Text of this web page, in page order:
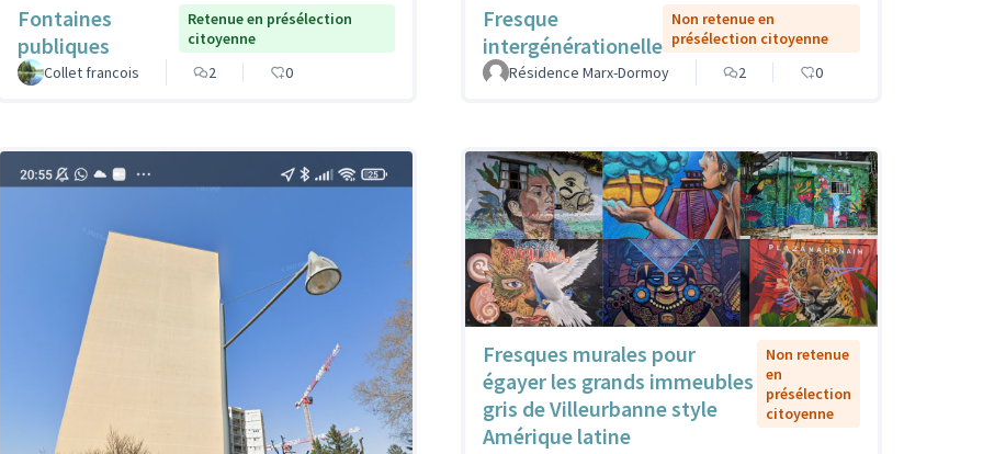
Fontaines
publiques
Retenue en présélection
citoyenne
Collet francois
2 0
Fresque
intergénérationelle
Non retenue en
présélection citoyenne
Résidence Marx-Dormoy
2 0
Fresques murales pour
égayer les grands immeubles
gris de Villeurbanne style
Amérique latine
Non retenue
en
présélection
citoyenne